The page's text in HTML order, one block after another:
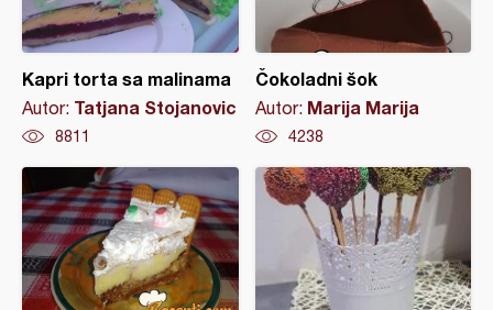
Kapri torta sa malinama
Autor: Tatjana Stojanovic
8811
Čokoladni šok
Autor: Marija Marija
4238